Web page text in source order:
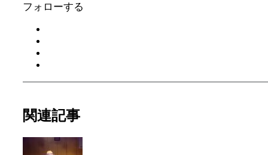
フォローする
関連記事